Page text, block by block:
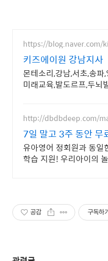
https://blog.naver.com/
키즈에이원 강남지사
몬테소리,강남,서초,송
미래교육,발도르프,두뇌
http://dbdbdeep.com/
7일 말고 3주 동안 무
유아영어 정회원과 동일
학습 지원! 우리아이의
공감 구독하기